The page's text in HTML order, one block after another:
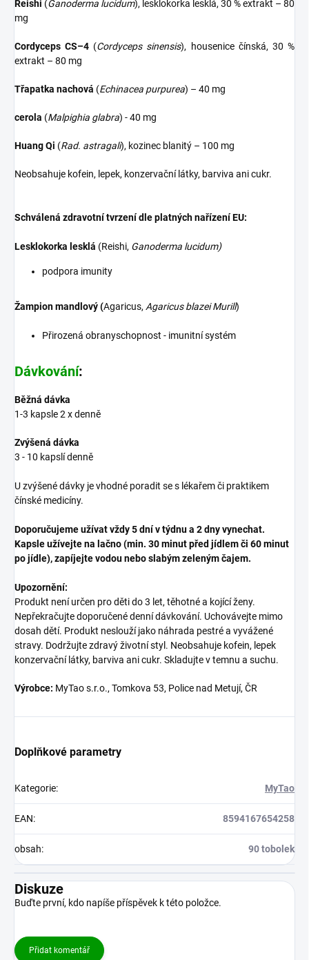
Reishi (Ganoderma lucidum), lesklokorka lesklá, 30 % extrakt – 80
mg
Cordyceps CS–4 (Cordyceps sinensis), housenice čínská, 30 %
extrakt – 80 mg
Třapatka nachová (Echinacea purpurea) – 40 mg
cerola (Malpighia glabra) - 40 mg
Huang Qi (Rad. astragali), kozinec blanitý – 100 mg
Neobsahuje kofein, lepek, konzervační látky, barviva ani cukr.
Schválená zdravotní tvrzení dle platných nařízení EU:
Lesklokorka lesklá (Reishi, Ganoderma lucidum)
podpora imunity
Žampion mandlový (Agaricus, Agaricus blazei Murill)
Přirozená obranyschopnost - imunitní systém
Dávkování:
Běžná dávka
1-3 kapsle 2 x denně
Zvýšená dávka
3 - 10 kapslí denně
U zvýšené dávky je vhodné poradit se s lékařem či praktikem
čínské medicíny.
Doporučujeme užívat vždy 5 dní v týdnu a 2 dny vynechat.
Kapsle užívejte na lačno (min. 30 minut před jídlem či 60 minut
po jídle), zapíjejte vodou nebo slabým zeleným čajem.
Upozornění:
Produkt není určen pro děti do 3 let, těhotné a kojící ženy.
Nepřekračujte doporučené denní dávkování. Uchovávejte mimo
dosah dětí. Produkt neslouží jako náhrada pestré a vyvážené
stravy. Dodržujte zdravý životní styl. Neobsahuje kofein, lepek
konzervační látky, barviva ani cukr. Skladujte v temnu a suchu.
Výrobce: MyTao s.r.o., Tomkova 53, Police nad Metují, ČR
Doplňkové parametry
Kategorie: MyTao
EAN: 8594167654258
obsah: 90 tobolek
Diskuze
Buďte první, kdo napíše příspěvek k této položce.
Přidat komentář